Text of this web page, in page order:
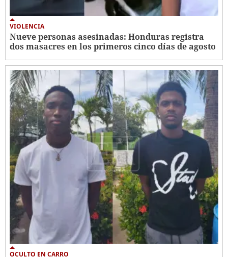
VIOLENCIA
Nueve personas asesinadas: Honduras registra
dos masacres en los primeros cinco días de agosto
OCULTO EN CARRO